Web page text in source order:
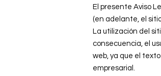
El presente Aviso
(en adelante, el
La utilización del
consecuencia, el
web, ya que el
empresarial.